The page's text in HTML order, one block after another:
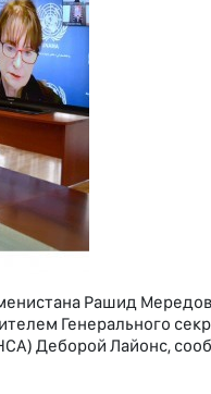
Рашид
Генерального
Деборой Лайонс,